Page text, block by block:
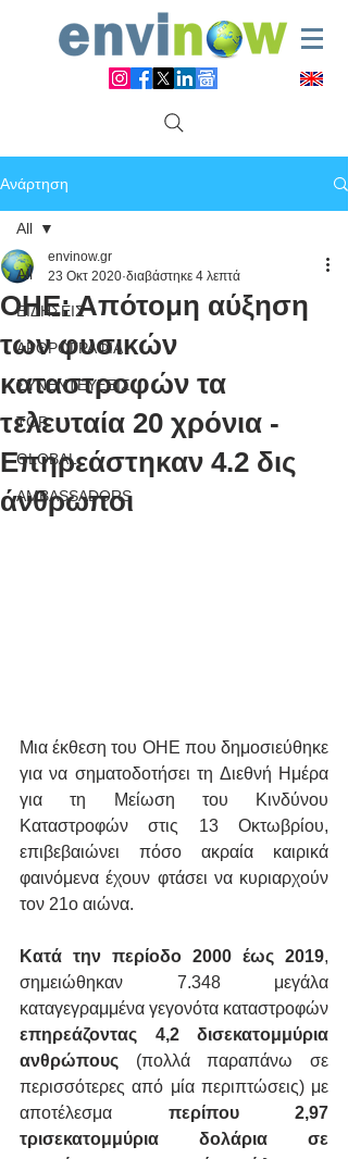
Ανάρτηση
All
ΕΙΔΗΣΕΙΣ
ΑΡΘΡΟΓΡΑΦΙΑ
ΣΥΝΕΝΤΕΥΞΕΙΣ
TOP
GLOBAL
AMBASSADORS
All
ΟΗΕ: Απότομη αύξηση
των φυσικών
καταστροφών τα
τελευταία 20 χρόνια -
Επηρεάστηκαν 4.2 δις
άνθρωποι
envinow.gr
23 Οκτ 2020 διαβάστηκε 4 λεπτά
Μια έκθεση του ΟΗΕ που δημοσιεύθηκε
για να σηματοδοτήσει τη Διεθνή Ημέρα
για τη Μείωση του Κινδύνου
Καταστροφών στις 13 Οκτωβρίου,
επιβεβαιώνει πόσο ακραία καιρικά
φαινόμενα έχουν φτάσει να κυριαρχούν
τον 21ο αιώνα.
Κατά την περίοδο 2000 έως 2019,
σημειώθηκαν 7.348 μεγάλα
επηρεάζοντας 4,2 δισεκατομμύρια
ανθρώπους (πολλά παραπάνω σε
περισσότερες από μία περιπτώσεις) με
αποτέλεσμα περίπου 2,97
τρισεκατομμύρια δολάρια σε